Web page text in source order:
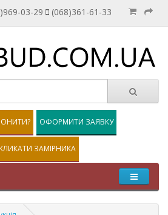
03-29 (068)361-61-33
ОФОРМИТИ ЗАЯВКУ
ЗАМІРНИКА